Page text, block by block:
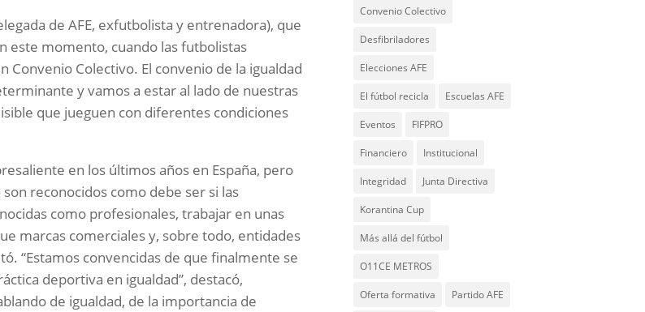
de AFE, exfutbolista y entrenadora), que
este momento, cuando las futbolistas
Colectivo. El convenio de la igualdad
y vamos a estar al lado de nuestras
que jueguen con diferentes condiciones
en los últimos años en España, pero
son reconocidos como debe ser si las
como profesionales, trabajar en unas
marcas comerciales y, sobre todo, entidades
“Estamos convencidas de que finalmente se
deportiva en igualdad”, destacó,
de igualdad, de la importancia de
Convenio Colectivo
Desfibriladores
Elecciones AFE
El fútbol recicla Escuelas AFE
Eventos FIFPRO
Financiero Institucional
Integridad Junta Directiva
Korantina Cup
Más allá del fútbol
O11CE METROS
Oferta formativa Partido AFE